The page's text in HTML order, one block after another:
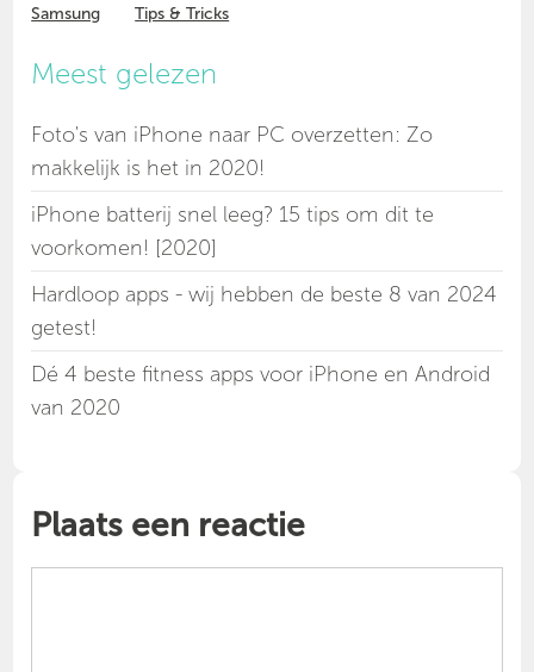
Samsung
Tips & Tricks
Meest gelezen
Foto's van iPhone naar PC overzetten: Zo
makkelijk is het in 2020!
iPhone batterij snel leeg? 15 tips om dit te
voorkomen! [2020]
Hardloop apps - wij hebben de beste 8 van 2024
getest!
Dé 4 beste fitness apps voor iPhone en Android
van 2020
Plaats een reactie